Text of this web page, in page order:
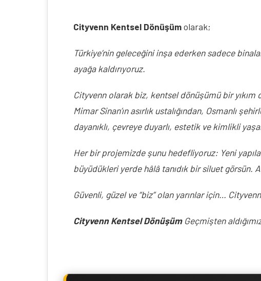
Cityvenn Kentsel Dönüşüm olarak;
Türkiye’nin geleceğini inşa ederken sadece
ayağa kaldırıyoruz.
Cityvenn olarak biz, kentsel dönüşümü bir yıkım
Mimar Sinan’ın asırlık ustalığından, Osmanlı
dayanıklı, çevreye duyarlı, estetik ve kimlikli
Her bir projemizde şunu hedefliyoruz: Yeni
büyüdükleri yerde hâlâ tanıdık bir siluet görsün.
Güvenli, güzel ve “biz” olan yarınlar için…
Cityvenn Kentsel Dönüşüm Geçmişten